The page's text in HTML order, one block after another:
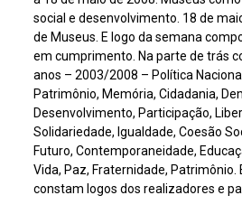
social e desenvolvimento. 18 de
de Museus. E logo da semana
em cumprimento. Na parte de trás
anos – 2003/2008 – Política
Patrimônio, Memória, Cidadania,
Desenvolvimento, Participação,
Solidariedade, Igualdade, Coesão
Futuro, Contemporaneidade,
Vida, Paz, Fraternidade,
constam logos dos realizadores e